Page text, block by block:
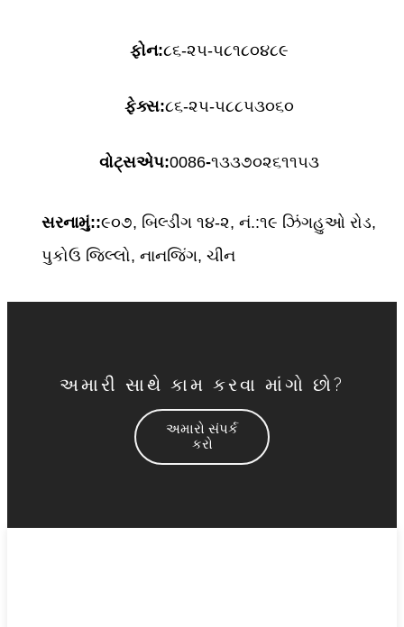
ફોન:૮૬-૨૫-૫૮૧૮૦૪૮૯
ફેક્સ:૮૬-૨૫-૫૮૮૫૩૦૬૦
વોટ્સએપ:0086-૧૩૩૭૦૨૬૧૧૫૩
સરનામું::૯૦૭, બિલ્ડીંગ ૧૪-૨, નં.:૧૯ ઝિંગહુઓ રોડ,
પુકોઉ જિલ્લો, નાનજિંગ, ચીન
અમારી સાથે કામ કરવા માંગો છો?
અમારો સંપર્ક
કરો